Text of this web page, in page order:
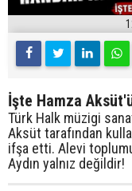
İşte Hamza
Türk Halk müzigi
Aksüt tarafından
ifşa etti. Alevi
Aydın yalnız değildir!